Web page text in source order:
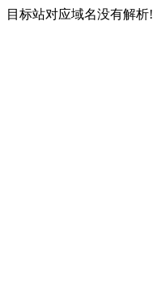
目标站对应域名没有解析!